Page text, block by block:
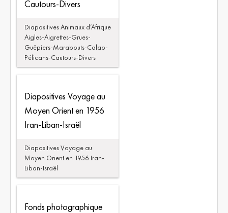
Cautours-Divers
Diapositives Animaux d’Afrique
Aigles-Aigrettes-Grues-
Guêpiers-Marabouts-Calao-
Pélicans-Cautours-Divers
Diapositives Voyage au
Moyen Orient en 1956
Iran-Liban-Israël
Diapositives Voyage au
Moyen Orient en 1956 Iran-
Liban-Israël
Fonds photographique